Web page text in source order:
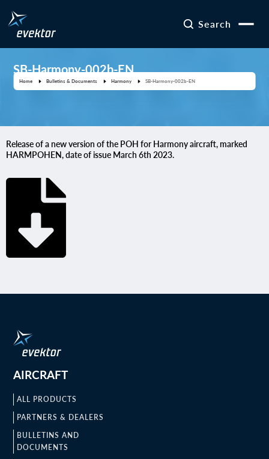
Search
SB-Harmony-002b-EN
Home Bulletins & Documents Harmony SB-Harmony-002b-EN
Release of a new version of the POH for Harmony aircraft, marked
HARMPOHEN, date of issue March 6th 2023.
AIRCRAFT
ALL PRODUCTS
PARTNERS & DEALERS
BULLETINS AND
DOCUMENTS